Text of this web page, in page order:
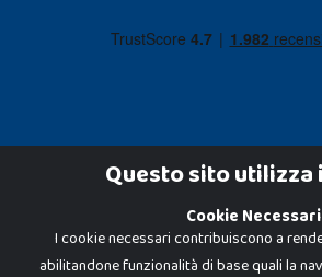
Dadi e Mattoncini è un brand di Giocabene Srl.
espressamente autorizzato è severamente
brand elencati nel presente shop sono di proprietà
I prezzi e le promozioni pubblicate potrebbero
Questo sito utilizza
Cookie Necessari
I cookie necessari contribuiscono a
abilitandone funzionalità di base quali la